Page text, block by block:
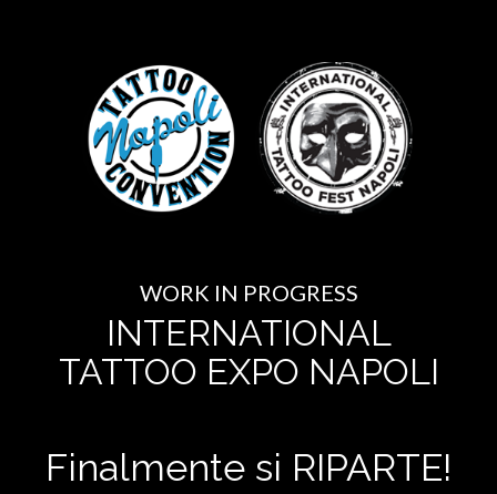
WORK IN PROGRESS
INTERNATIONAL
TATTOO EXPO NAPOLI
Finalmente si RIPARTE!